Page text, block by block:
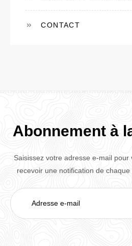
CONTACT
Abonnement à
Saisissez votre adresse e-mail
recevoir une notification de
Adresse
e-
mail